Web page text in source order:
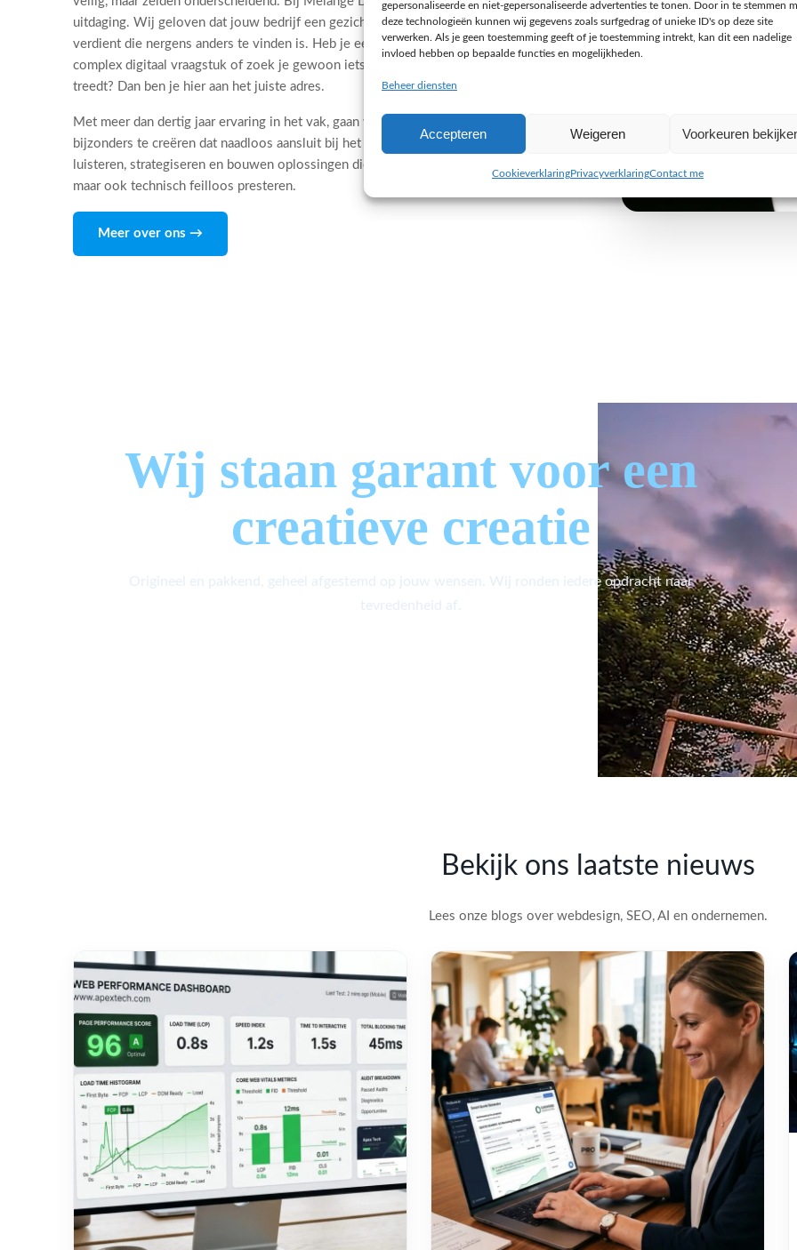
gepersonaliseerde en niet-gepersonaliseerde advertenties te tonen. Door in te stemmen
deze technologieën kunnen wij gegevens zoals surfgedrag of unieke ID's op deze site
verwerken. Als je geen toestemming geeft of je toestemming intrekt, kan dit een nadelige
invloed hebben op bepaalde functies en mogelijkheden.
Beheer diensten
Accepteren Weigeren Voorkeuren
CookieverklaringPrivacyverklaringContact me
uitdaging. Wij geloven dat jouw bedrijf een gezicht, een verhaal en een techniek
verdient die nergens anders te vinden is. Heb je een bijzondere opdracht, een
complex digitaal vraagstuk of zoek je gewoon iets dat buiten de gebaande paden
treedt? Dan ben je hier aan het juiste adres.
Met meer dan dertig jaar ervaring in het vak, gaan wij de uitdaging aan om iets
bijzonders te creëren dat naadloos aansluit bij het DNA van jouw organisatie. Wij
luisteren, strategiseren en bouwen oplossingen die niet alleen visueel indruk maken,
maar ook technisch feilloos presteren.
Meer over ons →
Wij staan garant voor een
creatieve creatie
Origineel en pakkend, geheel afgestemd op jouw wensen. Wij ronden iedere opdracht naar
tevredenheid af.
Bekijk ons laatste nieuws
Lees onze blogs over webdesign, SEO, AI en ondernemen.